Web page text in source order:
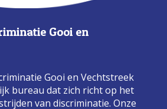
Gooi en
Gooi en Vechtstreek
bureau dat zich richt op het
van discriminatie. Onze